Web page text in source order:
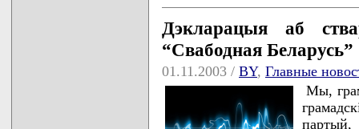
Дэкларацыя аб
“Свабодная
01.11.2003 / BY, Главные
Мы,
партый,